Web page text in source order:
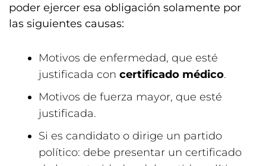
poder ejercer esa obligación solamente por
las siguientes causas:
Motivos de enfermedad, que esté
justificada con certificado médico.
Motivos de fuerza mayor, que esté
justificada.
Si es candidato o dirige un partido
político: debe presentar un certificado